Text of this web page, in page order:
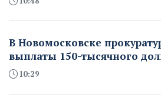
В Новомосковске
выплаты 150-тысячного
10:29